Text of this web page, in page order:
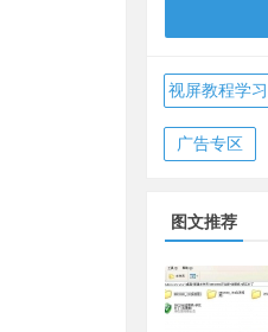
视屏教程学习
广告专区
图文推荐